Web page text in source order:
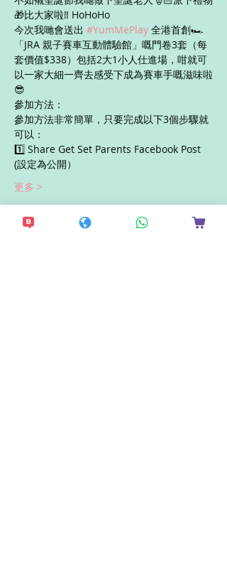
🎁比大家啦‼️ HoHoHo
今次我哋會送出 #YumMePlay 全港首創🏎️
「JRA 親子賽車互動體驗館」嘅門卷3套（每
套價值$338）包括2大1小人仕進場，咁就可
以一家大細一齊去感受下成為賽車手嘅滋味啦
😎
參加方法：
參加方法非常簡單，只要完成以下3個步驟就
可以：
1️⃣ Share Get Set Parents Facebook Post
(設定為公開）
更多 >
分享此活動